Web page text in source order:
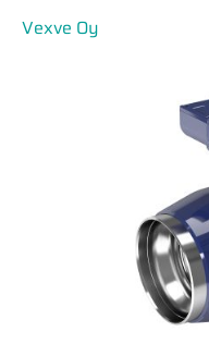
Vexve Oy